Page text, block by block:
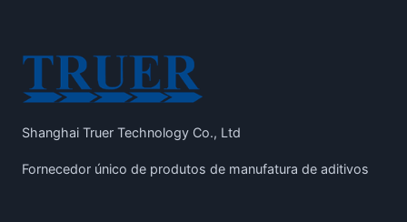
Shanghai Truer Technology Co., Ltd
Fornecedor único de produtos de manufatura de aditivos